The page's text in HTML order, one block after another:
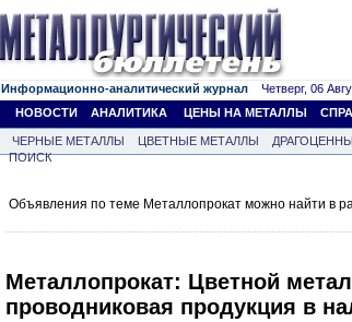
Информационно-аналитический журнал Четверг, 06
НОВОСТИ
АНАЛИТИКА ЦЕНЫ НА МЕТАЛЛЫ
ЧЕРНЫЕ МЕТАЛЛЫ ЦВЕТНЫЕ МЕТАЛЛЫ
ПОИСК
Объявления по теме Металлопрокат можно найти в
Металлопрокат: Цветной
проводниковая продукция в